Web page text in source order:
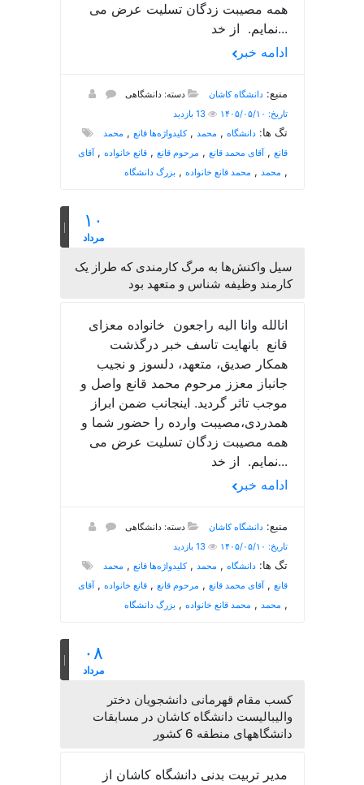
همه مصیبت زدگان تسلیت عرض می
نمایم. از خد...
ادامه خبر
منبع:دانشگاه کاشان
دسته: دانشگاهی
تاریخ: ۱۴۰۵/۰۵/۱۰
13 بازدید
تگ ها:دانشگاه , محمد ,کلیدواژه‌ها قانع , محمد
قانع ,آقای محمد قانع , مرحوم قانع ,قانع خانواده ,آقای
محمد , محمد قانع خانواده , بزرگ دانشگاه ,
۱۰
مرداد
سیل واکنش‌ها به مرگ کارمندی که طراز یک
کارمند وظیفه شناس و متعهد بود
انالله وانا الیه راجعون خانواده معزای
قانع بانهایت تاسف خبر درگذشت
همکار صدیق، متعهد، دلسوز و نجیب
جانباز معزز مرحوم محمد قانع واصل و
موجب تاثر گردید. اینجانب ضمن ابراز
همدردی،مصیبت وارده را حضور شما و
همه مصیبت زدگان تسلیت عرض می
نمایم. از خد...
ادامه خبر
منبع:دانشگاه کاشان
دسته: دانشگاهی
تاریخ: ۱۴۰۵/۰۵/۱۰
13 بازدید
تگ ها:دانشگاه , محمد ,کلیدواژه‌ها قانع , محمد
قانع ,آقای محمد قانع , مرحوم قانع ,قانع خانواده ,آقای
محمد , محمد قانع خانواده , بزرگ دانشگاه ,
۰۸
مرداد
کسب مقام قهرمانی دانشجویان دختر
والیبالیست دانشگاه کاشان در مسابقات
دانشگاههای منطقه 6 کشور
مدیر تربیت بدنی دانشگاه کاشان از